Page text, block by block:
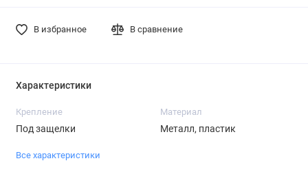
В избранное В сравнение
Характеристики
Крепление
Под защелки
Материал
Металл, пластик
Все характеристики